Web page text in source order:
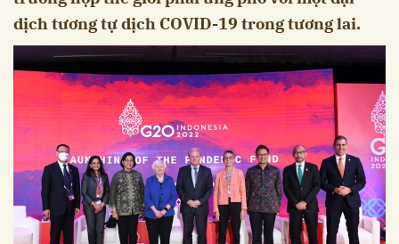
dịch tương tự dịch COVID-19 trong tương lai.